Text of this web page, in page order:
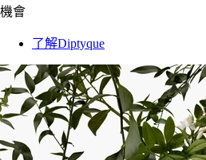
機會
了解Diptyque